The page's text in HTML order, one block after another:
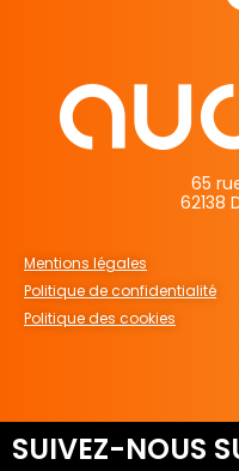
65
62138
Mentions légales
Politique de confidentialité
Politique des cookies
SUIVEZ-NOUS